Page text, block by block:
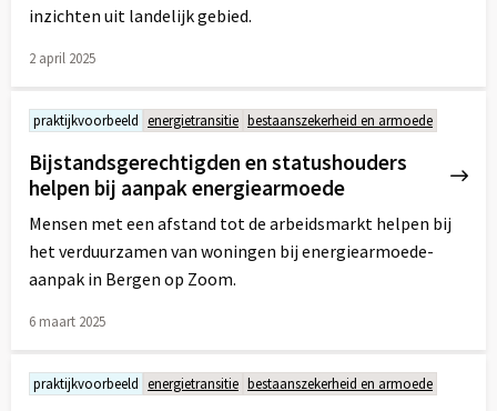
inzichten uit landelijk gebied.
2 april 2025
meer
over
praktijkvoorbeeld energietransitie bestaanszekerheid en armoede
Bijstandsgerechtigden en statushouders
helpen bij aanpak energiearmoede
Mensen met een afstand tot de arbeidsmarkt helpen bij
het verduurzamen van woningen bij energiearmoede-
aanpak in Bergen op Zoom.
6 maart 2025
meer
over
praktijkvoorbeeld energietransitie bestaanszekerheid en armoede